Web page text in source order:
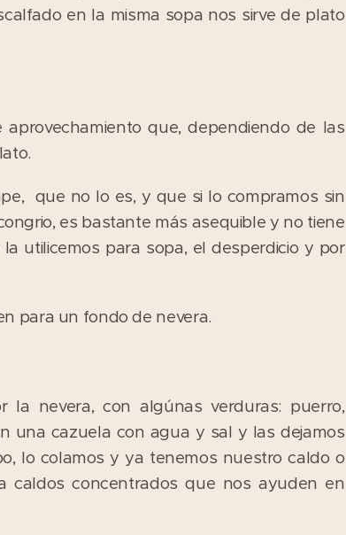
en la misma sopa nos sirve de plato
que, dependiendo de las
que no lo es, y que si lo compramos sin
es bastante más asequible y no tiene
utilicemos para sopa, el desperdicio y por
para un fondo de nevera.
la nevera, con algúnas verduras: puerro,
una cazuela con agua y sal y las dejamos
lo colamos y ya tenemos nuestro caldo o
caldos concentrados que nos ayuden en